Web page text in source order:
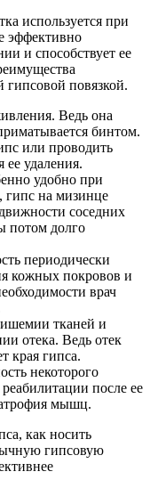
используется при
эффективно
и способствует ее
гипсовой повязкой.
Ведь она
бинтом.
или проводить
удаления.
удобно при
гипс на мизинце
соседних
потом долго
периодически
кожных покровов и
врач
ишемии тканей и
отека. Ведь отек
края гипса.
некоторого
после ее
атрофия мышц.
гипсовую